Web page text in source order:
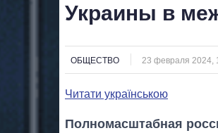
Украины в
ОБЩЕСТВО 23 февраля 2024,
Читати українською
Полномасштабная